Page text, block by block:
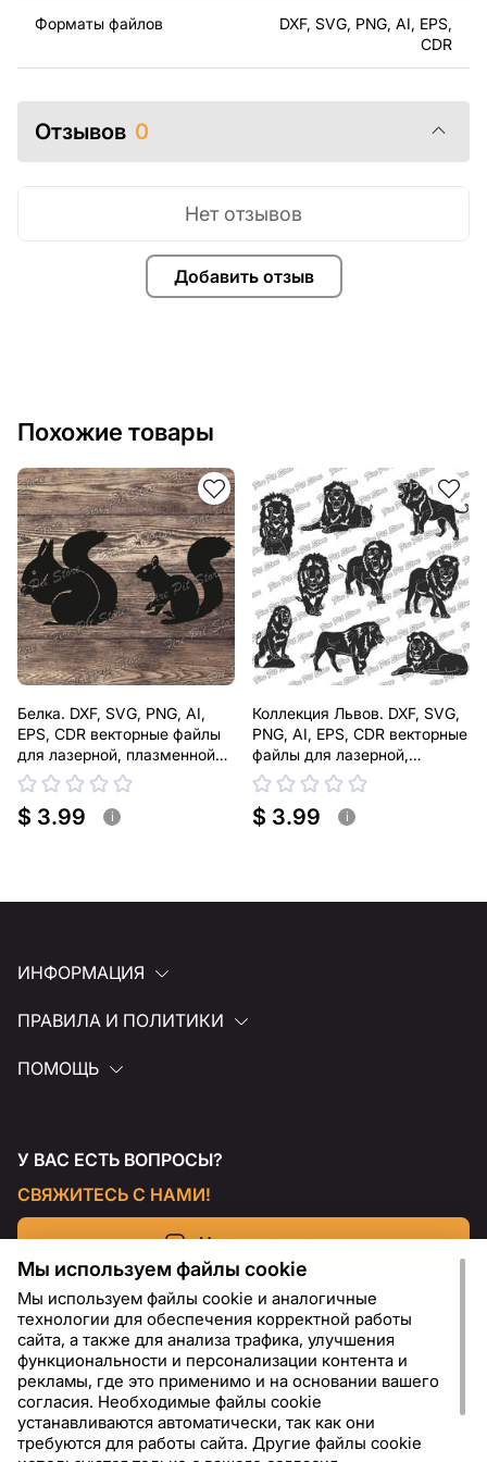
проектом.
готовых изделий как для личного, так и для
коммерческого использования, включая продажу
готовых изделий, изготовленных по этим чертежам.
этих оригинальных или отредактированных файлов
За дополнительную плату мы можем добавить любой
текст, изображение, логотип вашей компании или
Если у вас остались вопросы или вам нужна помощь,
свяжитесь с нами в любое время, мы всегда готовы
помочь.
Форматы файлов
DXF, SVG, PNG, AI, EPS,
CDR
Отзывов 0
Добавить отзыв
Нет отзывов
Похожие товары
Белка. DXF, SVG, PNG, AI,
EPS, CDR векторные файлы
для лазерной, плазменной
резки
$ 3.99 i
Коллекция Львов. DXF, SVG,
PNG, AI, EPS, CDR векторные
файлы для лазерной,
плазменной резки
$ 3.99 i
ИНФОРМАЦИЯ
ПРАВИЛА И ПОЛИТИКИ
ПОМОЩЬ
У ВАС ЕСТЬ ВОПРОСЫ?
СВЯЖИТЕСЬ С НАМИ!
Напишите нам
Мы используем файлы cookie
Мы используем файлы cookie и аналогичные
технологии для обеспечения корректной работы
сайта, а также для анализа трафика, улучшения
функциональности и персонализации контента и
рекламы, где это применимо и на основании вашего
согласия. Необходимые файлы cookie
устанавливаются автоматически, так как они
требуются для работы сайта. Другие файлы cookie